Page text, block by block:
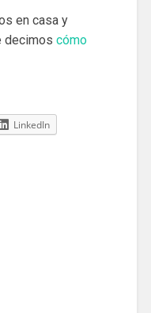
en casa y
decimos cómo
LinkedIn